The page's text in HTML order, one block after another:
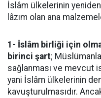
İslâm ülkelerinin
lâzım olan ana
1- İslâm birliği için
birinci şart;
sağlanması ve mevcut
yani İslâm ülkelerinin
kavuşturulmasıdır.